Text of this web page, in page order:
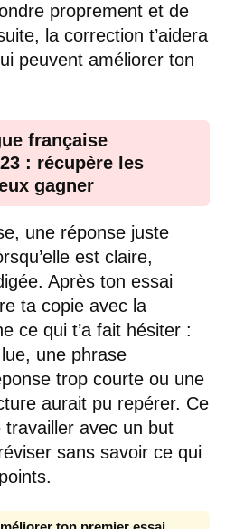
proprement et de
la correction t’aidera
peuvent améliorer ton
française
: récupère les
gagner
une réponse juste
est claire,
Après ton essai
ta copie avec la
ce qui t’a fait hésiter :
une phrase
trop courte ou une
aurait pu repérer. Ce
travailler avec un but
sans savoir ce qui